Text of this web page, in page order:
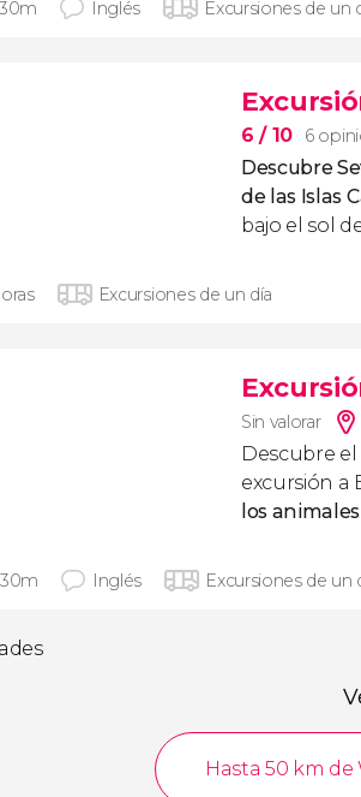
Inglés Excursiones de un
6/ 10 6
Descubre
de las Islas
bajo el sol
Excursiones de un día
Sin valorar
Descubre el
excursión a
los
Inglés Excursiones de un
Hasta 50 km de